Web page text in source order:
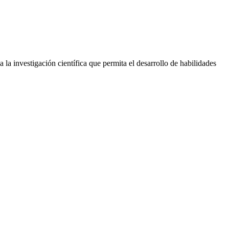
la investigación científica que permita el desarrollo de habilidades